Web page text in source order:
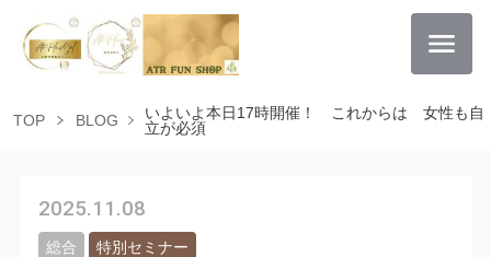
TOP BLOG
いよいよ本日17時開催！ これからは 女性も自
立が必須
2025.11.08
総合 特別セミナー